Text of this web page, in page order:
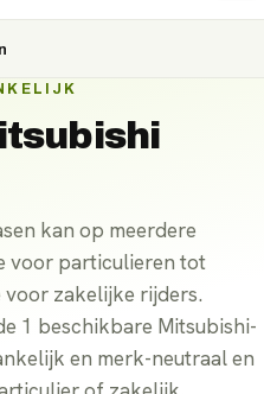
kan op meerdere
voor particulieren tot
zakelijke rijders.
1 beschikbare Mitsubishi-
en merk-neutraal en